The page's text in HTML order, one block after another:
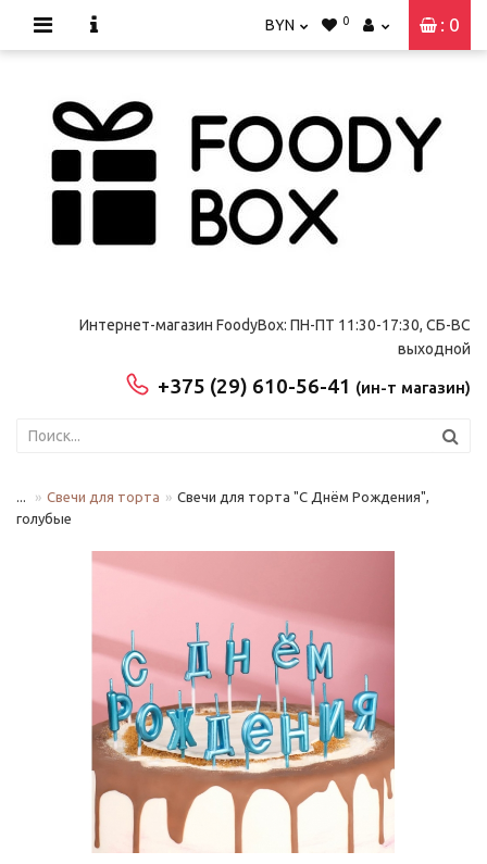
: 0
BYN 0
Интернет-магазин FoodyBox: ПН-ПТ 11:30-17:30, СБ-ВС
выходной
+375 (29) 610-56-41 (ин-т магазин)
... Свечи для торта
Свечи для торта "С Днём Рождения",
голубые